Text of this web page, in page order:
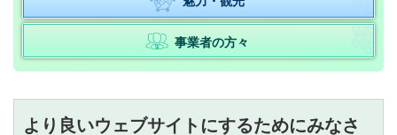
事業者の方々
より良いウェブサイトにするためにみなさ